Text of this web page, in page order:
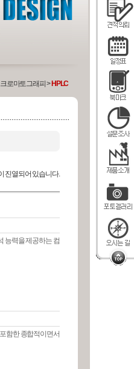
로마토그래피 > HPLC
진열되어 있습니다.
능력을 제공하는 컴
함한 종합적이면서